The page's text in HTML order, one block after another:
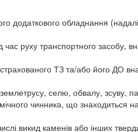
додаткового обладнання
руху транспортного засобу,
ТЗ та/або його ДО
селю, обвалу, зсуву,
чинника, що знаходиться
викид каменів або інших